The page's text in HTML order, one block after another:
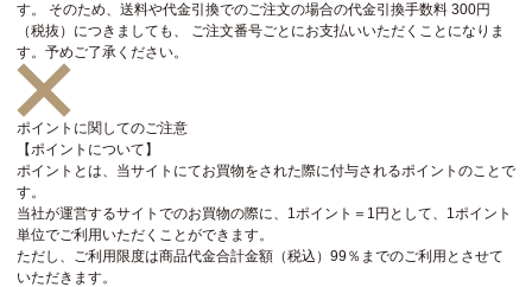
す。 そのため、送料や代金引換でのご注文の場合の代金引換手数料 300円
（税抜）につきましても、 ご注文番号ごとにお支払いいただくことになりま
す。予めご了承ください。
ポイントに関してのご注意
【ポイントについて】
ポイントとは、当サイトにてお買物をされた際に付与されるポイントのことで
す。
当社が運営するサイトでのお買物の際に、1ポイント＝1円として、1ポイント
単位でご利用いただくことができます。
ただし、ご利用限度は商品代金合計金額（税込）99％までのご利用とさせて
いただきます。